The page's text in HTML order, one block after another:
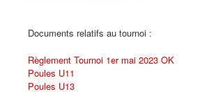
Documents relatifs au tournoi :
Règlement Tournoi 1er mai 2023 OK
Poules U11
Poules U13